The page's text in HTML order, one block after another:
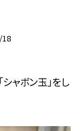
ャボン玉」をし